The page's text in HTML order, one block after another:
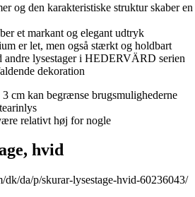
og den karakteristiske struktur skaber en
et markant og elegant udtryk
er let, men også stærkt og holdbart
andre lysestager i HEDERVÄRD serien
dekoration
cm kan begrænse brugsmulighederne
relativt høj for nogle
hvid
da/p/skurar-lysestage-hvid-60236043/